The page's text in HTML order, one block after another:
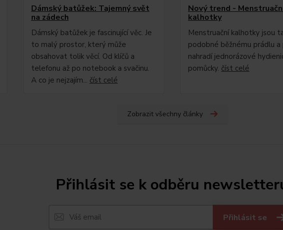
Dámský batůžek: Tajemný svět
na zádech
Dámský batůžek je fascinující věc. Je
to malý prostor, který může
obsahovat tolik věcí. Od klíčů a
telefonu až po notebook a svačinu.
A co je nejzajím... číst celé
Nový trend -
kalhotky
Menstruační kalhotky jsou
podobné běžnému prádlu a
nahradí jednorázové
pomůcky. číst celé
Zobrazit všechny články
Přihlásit se k odběru
Přihlásit se